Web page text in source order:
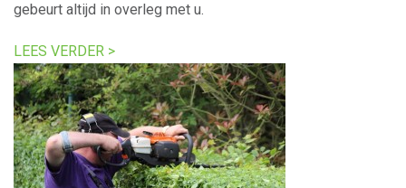
gebeurt altijd in overleg met u.
LEES VERDER >